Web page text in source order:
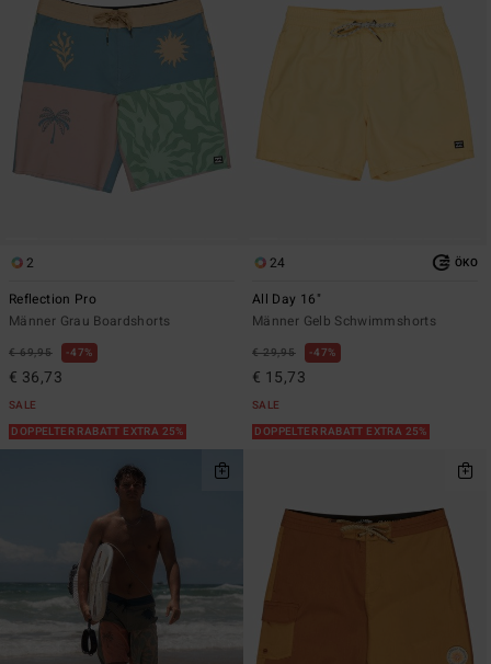
2
Reflection Pro
Männer Grau Boardshorts
€ 69,95 47%
€ 36,73
SALE
DOPPELTER RABATT EXTRA 25%
24 ÖKO
All Day 16"
Männer Gelb Schwimmshorts
€ 29,95 47%
€ 15,73
SALE
DOPPELTER RABATT EXTRA 25%